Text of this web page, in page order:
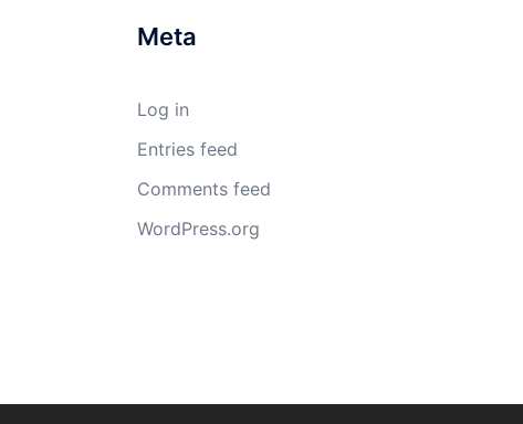
Meta
Log in
Entries feed
Comments feed
WordPress.org